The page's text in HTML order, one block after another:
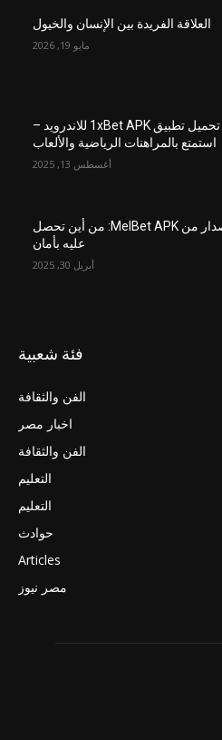
العلاقة الفريدة بين الإنسان والخيول
مايو 19, 2026
عنوان: تحميل تطبيق 1xBet APK للاندرويد –
استمتع بالمراهنات الرياضية والألعاب
أغسطس 13, 2025
أحدث إصدار من MelBet APK: من أين تحصل
عليه بأمان
أبريل 30, 2025
فئة شعبية
الفن والثقافة
اخبار مصر
الفن والثقافة
التعليم
التعليم
حوادث
Articles
مصر نيوز